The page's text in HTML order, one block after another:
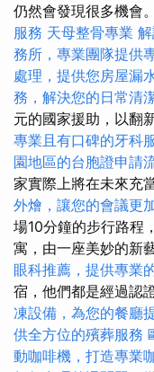
仍然會發現很多機會。
服務 天母整骨專業
務所，專業團隊提供
處理，提供您房屋漏
務，解決您的日常清
元的國家援助，以翻
專業且有口碑的牙科
園地區的台胞證申請
家實際上將在未來充
外燴，讓您的會議更
場10分鐘的步行路程
寓，由一座美妙的新
眼科推薦，提供專業
宿，他們都是經過認
凍設備，為您的餐廳
供全方位的殯葬服務
動咖啡機，打造專業